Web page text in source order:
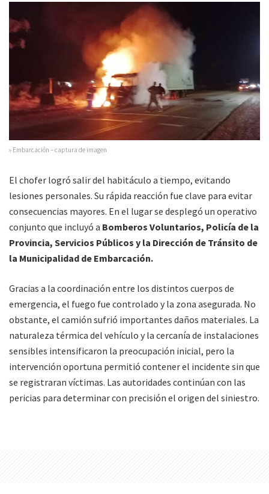
» Embarcación – captura de imagen
El chofer logró salir del habitáculo a tiempo, evitando
lesiones personales. Su rápida reacción fue clave para evitar
consecuencias mayores. En el lugar se desplegó un operativo
conjunto que incluyó a Bomberos Voluntarios, Policía de la
Provincia, Servicios Públicos y la Dirección de Tránsito de
la Municipalidad de Embarcación.
Gracias a la coordinación entre los distintos cuerpos de
emergencia, el fuego fue controlado y la zona asegurada. No
obstante, el camión sufrió importantes daños materiales. La
naturaleza térmica del vehículo y la cercanía de instalaciones
sensibles intensificaron la preocupación inicial, pero la
intervención oportuna permitió contener el incidente sin que
se registraran víctimas. Las autoridades continúan con las
pericias para determinar con precisión el origen del siniestro.